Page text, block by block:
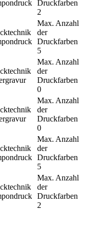
Druckfarben
2
Max. Anzahl
der
Druckfarben
5
Max. Anzahl
der
Druckfarben
0
Max. Anzahl
der
Druckfarben
0
Max. Anzahl
der
Druckfarben
5
Max. Anzahl
der
Druckfarben
2